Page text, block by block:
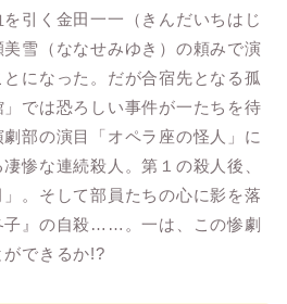
引く金田一一（きんだいちはじ
雪（ななせみゆき）の頼みで演
になった。だが合宿先となる孤
では恐ろしい事件が一たちを待
部の演目「オペラ座の怪人」に
惨な連続殺人。第１の殺人後、
。そして部員たちの心に影を落
子』の自殺……。一は、この惨劇
できるか!?